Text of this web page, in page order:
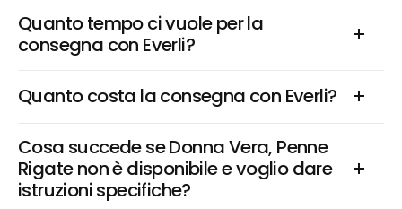
Quanto tempo ci vuole per la
consegna con Everli?
Quanto costa la consegna con Everli?
Cosa succede se Donna Vera, Penne
Rigate non è disponibile e voglio dare
istruzioni specifiche?